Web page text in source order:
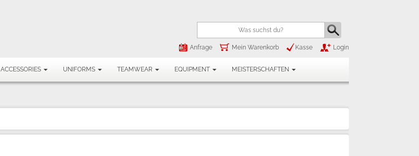
Anfrage Mein Warenkorb Kasse Login
ACCESSORIES UNIFORMS TEAMWEAR EQUIPMENT MEISTERSCHAFTEN